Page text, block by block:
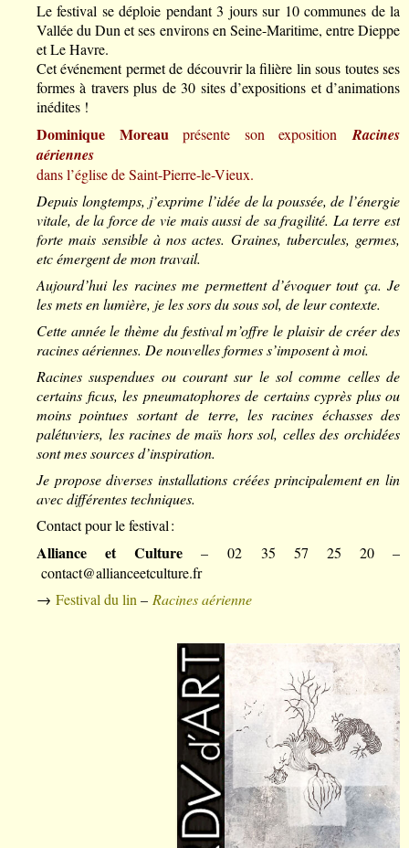
Le festival se déploie pendant 3 jours sur 10 communes de la
Vallée du Dun et ses environs en Seine-Maritime, entre Dieppe
et Le Havre.
Cet événement permet de découvrir la filière lin sous toutes ses
formes à travers plus de 30 sites d’expositions et d’animations
inédites !
Dominique Moreau présente son expositionRacines
aériennes
dans l’église de Saint-Pierre-le-Vieux.
Depuis longtemps, j’exprime l’idée de la poussée, de l’énergie
vitale, de la force de vie mais aussi de sa fragilité. La terre est
forte mais sensible à nos actes. Graines, tubercules, germes,
etc émergent de mon travail.
Aujourd’hui les racines me permettent d’évoquer tout ça. Je
les mets en lumière, je les sors du sous sol, de leur contexte.
Cette année le thème du festival m’offre le plaisir de créer des
racines aériennes. De nouvelles formes s’imposent à moi.
Racines suspendues ou courant sur le sol comme celles de
certains ficus, les pneumatophores de certains cyprès plus ou
moins pointues sortant de terre, les racines échasses des
palétuviers, les racines de maïs hors sol, celles des orchidées
sont mes sources d’inspiration.
Je propose diverses installations créées principalement en lin
avec différentes techniques.
Contact pour le festival :
Alliance et Culture – 02 35 57 25 20 –
contact@allianceetculture.fr
→ Festival du lin – Racines aérienne